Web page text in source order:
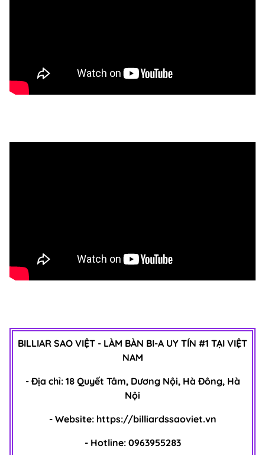
BILLIAR SAO VIỆT - LÀM BÀN BI-A UY TÍN #1 TẠI VIỆT
NAM
- Địa chỉ: 18 Quyết Tâm, Dương Nội, Hà Đông, Hà
Nội
- Website: https://billiardssaoviet.vn
- Hotline: 0963955283